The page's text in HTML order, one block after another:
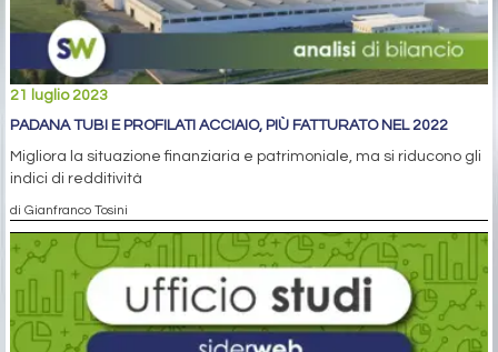
21 luglio 2023
PADANA TUBI E PROFILATI ACCIAIO, PIÙ FATTURATO NEL 2022
Migliora la situazione finanziaria e patrimoniale, ma si riducono gli
indici di redditività
di Gianfranco Tosini